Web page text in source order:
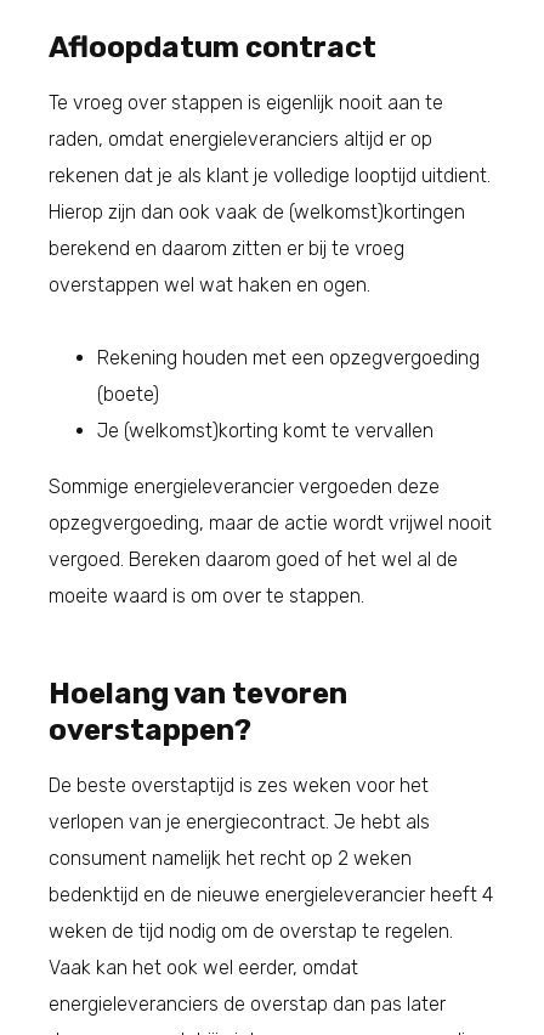
Afloopdatum contract
Te vroeg over stappen is eigenlijk nooit aan te
raden, omdat energieleveranciers altijd er op
rekenen dat je als klant je volledige looptijd uitdient.
Hierop zijn dan ook vaak de (welkomst)kortingen
berekend en daarom zitten er bij te vroeg
overstappen wel wat haken en ogen.
Rekening houden met een opzegvergoeding
(boete)
Je (welkomst)korting komt te vervallen
Sommige energieleverancier vergoeden deze
opzegvergoeding, maar de actie wordt vrijwel nooit
vergoed. Bereken daarom goed of het wel al de
moeite waard is om over te stappen.
Hoelang van tevoren
overstappen?
De beste overstaptijd is zes weken voor het
verlopen van je energiecontract. Je hebt als
consument namelijk het recht op 2 weken
bedenktijd en de nieuwe energieleverancier heeft 4
weken de tijd nodig om de overstap te regelen.
Vaak kan het ook wel eerder, omdat
energieleveranciers de overstap dan pas later